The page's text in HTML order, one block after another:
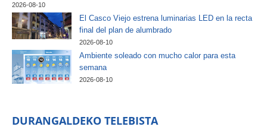
2026-08-10
El Casco Viejo estrena luminarias LED en la recta
final del plan de alumbrado
2026-08-10
Ambiente soleado con mucho calor para esta
semana
2026-08-10
DURANGALDEKO TELEBISTA